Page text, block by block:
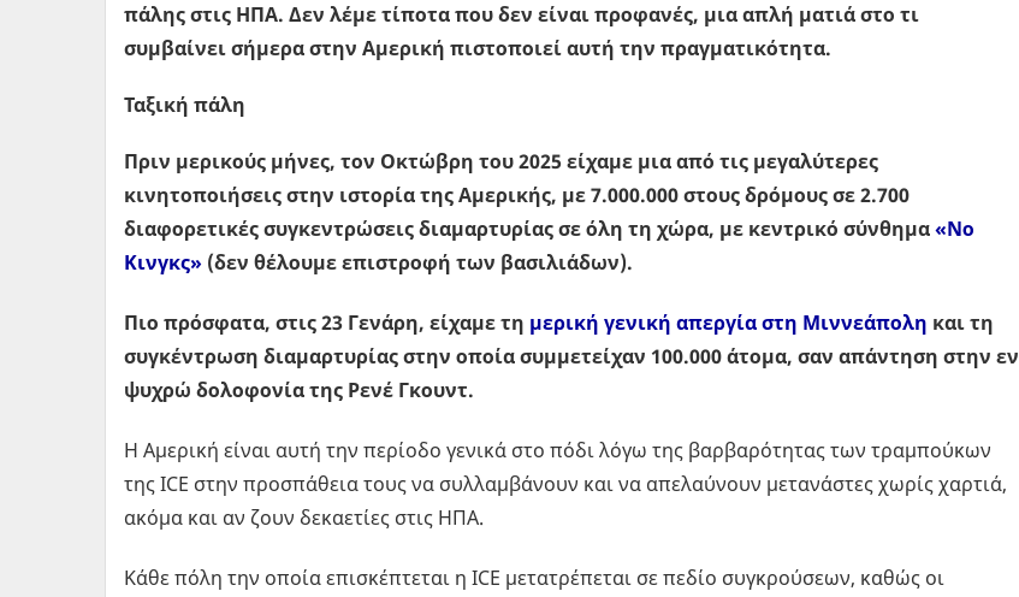
πάλης στις ΗΠΑ. Δεν λέμε τίποτα που δεν είναι προφανές, μια απλή ματιά στο τι
συμβαίνει σήμερα στην Αμερική πιστοποιεί αυτή την πραγματικότητα.
Ταξική πάλη
Πριν μερικούς μήνες, τον Οκτώβρη του 2025 είχαμε μια από τις μεγαλύτερες
κινητοποιήσεις στην ιστορία της Αμερικής, με 7.000.000 στους δρόμους σε 2.700
διαφορετικές συγκεντρώσεις διαμαρτυρίας σε όλη τη χώρα, με κεντρικό σύνθημα«Νο
Κινγκς» (δεν θέλουμε επιστροφή των βασιλιάδων).
Πιο πρόσφατα, στις 23 Γενάρη, είχαμε τη μερική γενική απεργία στη Μιννεάπολη και τη
συγκέντρωση διαμαρτυρίας στην οποία συμμετείχαν 100.000 άτομα, σαν απάντηση στην εν
ψυχρώ δολοφονία της Ρενέ Γκουντ.
Η Αμερική είναι αυτή την περίοδο γενικά στο πόδι λόγω της βαρβαρότητας των τραμπούκων
της ICE στην προσπάθεια τους να συλλαμβάνουν και να απελαύνουν μετανάστες χωρίς χαρτιά,
ακόμα και αν ζουν δεκαετίες στις ΗΠΑ.
Κάθε πόλη την οποία επισκέπτεται η ICE μετατρέπεται σε πεδίο συγκρούσεων, καθώς οι